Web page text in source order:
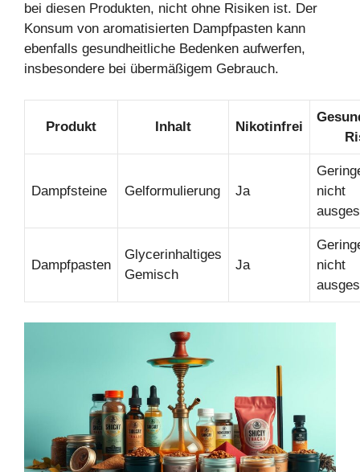
bei diesen Produkten, nicht ohne Risiken ist. Der
Konsum von aromatisierten Dampfpasten kann
ebenfalls gesundheitliche Bedenken aufwerfen,
insbesondere bei übermäßigem Gebrauch.
Produkt Inhalt Nikotinfrei
Dampfsteine Gelformulierung Ja
nicht
Dampfpasten
Glycerinhaltiges
Gemisch
Ja
nicht